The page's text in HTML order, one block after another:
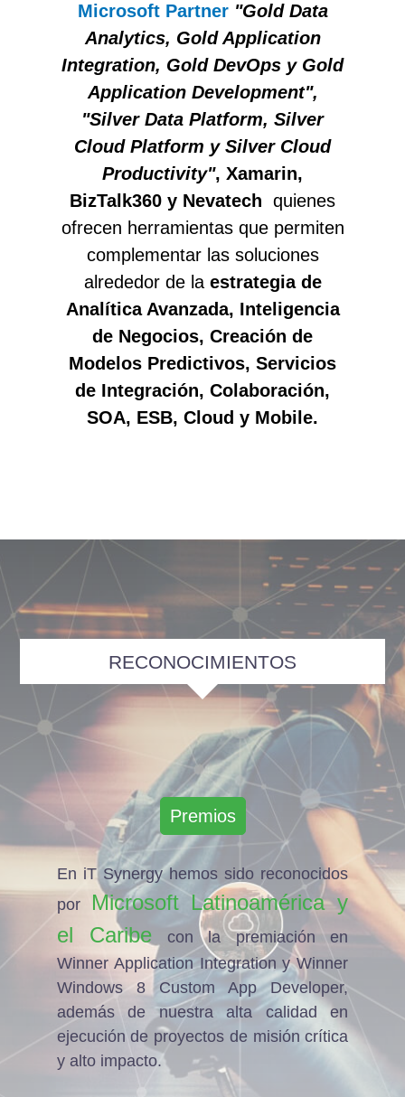
Microsoft Partner "Gold Data
Analytics, Gold Application
Integration, Gold DevOps y Gold
Application Development",
"Silver Data Platform, Silver
Cloud Platform y Silver Cloud
Productivity", Xamarin,
BizTalk360 y Nevatech quienes
ofrecen herramientas que permiten
complementar las soluciones
alrededor de la estrategia de
Analítica Avanzada, Inteligencia
de Negocios, Creación de
Modelos Predictivos, Servicios
de Integración, Colaboración,
SOA, ESB, Cloud y Mobile.
RECONOCIMIENTOS
Premios
En iT Synergy hemos sido reconocidos
por
Microsoft Latinoamérica y
el Caribe con la premiación en
Winner Application Integration y Winner
Windows 8 Custom App Developer,
además de nuestra alta calidad en
ejecución de proyectos de misión crítica
y alto impacto.